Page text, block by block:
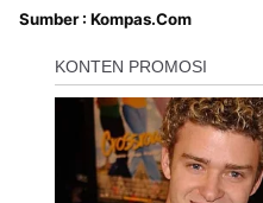
Sumber : Kompas.Com